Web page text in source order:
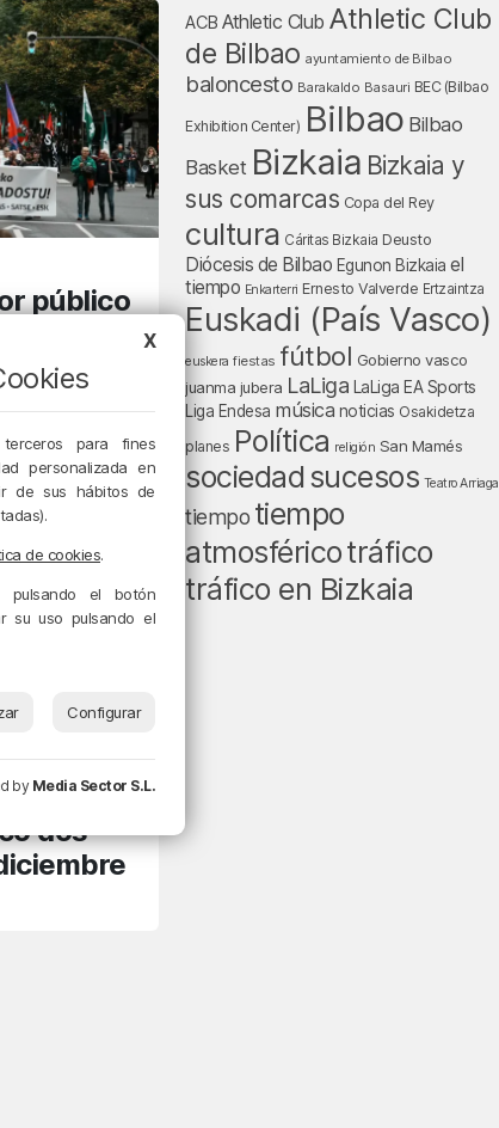
público
dos
ACB Athletic Club Athletic Club
de Bilbao ayuntamiento de Bilbao
baloncesto Barakaldo Basauri BEC (Bilbao
Exhibition Center) Bilbao Bilbao
Basket Bizkaia Bizkaia y
sus comarcas Copa del Rey
cultura Cáritas Bizkaia Deusto
Diócesis de Bilbao Egunon Bizkaia el
tiempo Enkarterri Ernesto Valverde Ertzaintza
Euskadi (País Vasco)
euskera fiestas fútbol Gobierno vasco
juanma jubera LaLiga LaLiga EA Sports
Liga Endesa música noticias Osakidetza
planes Política religión San Mamés
sociedad sucesos Teatro Arriaga
tiempo tiempo
atmosféricotráfico
tráfico en Bizkaia
X
para fines
personalizada en
de sus hábitos de
de cookies.
pulsando el botón
su uso pulsando el
Configurar
by Media Sector S.L.